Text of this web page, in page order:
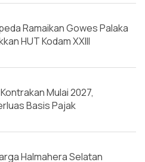
Ramaikan Gowes Palaka
HUT Kodam XXIII
Mulai 2027,
Basis Pajak
Halmahera Selatan